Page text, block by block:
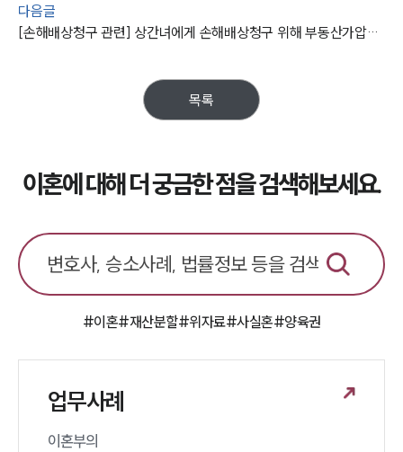
업무분야
업무
전체
이혼 양육비계산기
구성원 소개
이혼전문변호사
소식/자료
언론보도
다음글
[손해배상청구 관련] 상간녀에게 손해배상청구 위해 부동산가압류 신청
목록
이혼에 대해 더 궁금한 점을 검색해보세요.
#이혼#재산분할#위자료#사실혼#양육권
업무사례
이혼부의